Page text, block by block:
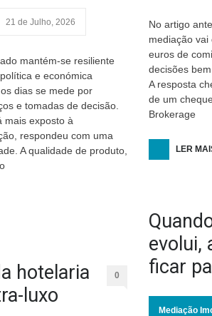
21 de Julho, 2026
mantém-se resiliente
e económica
dias se mede por
e tomadas de decisão.
mais exposto à
respondeu com uma
A qualidade de produto,
hotelaria
luxo
0
No artigo
mediação
euros de
decisões
A resposta
de um
Brokerage
LER
evolui,
ficar
Mediação